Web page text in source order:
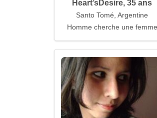
Heart’sDesire, 35 ans
Santo Tomé, Argentine
Homme cherche une femme